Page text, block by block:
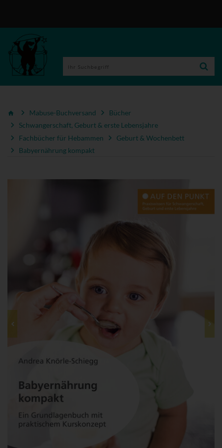
Mabuse-Buchversand
Bücher
Schwangerschaft, Geburt & erste Lebensjahre
Fachbücher für Hebammen
Geburt & Wochenbett
Babyernährung kompakt